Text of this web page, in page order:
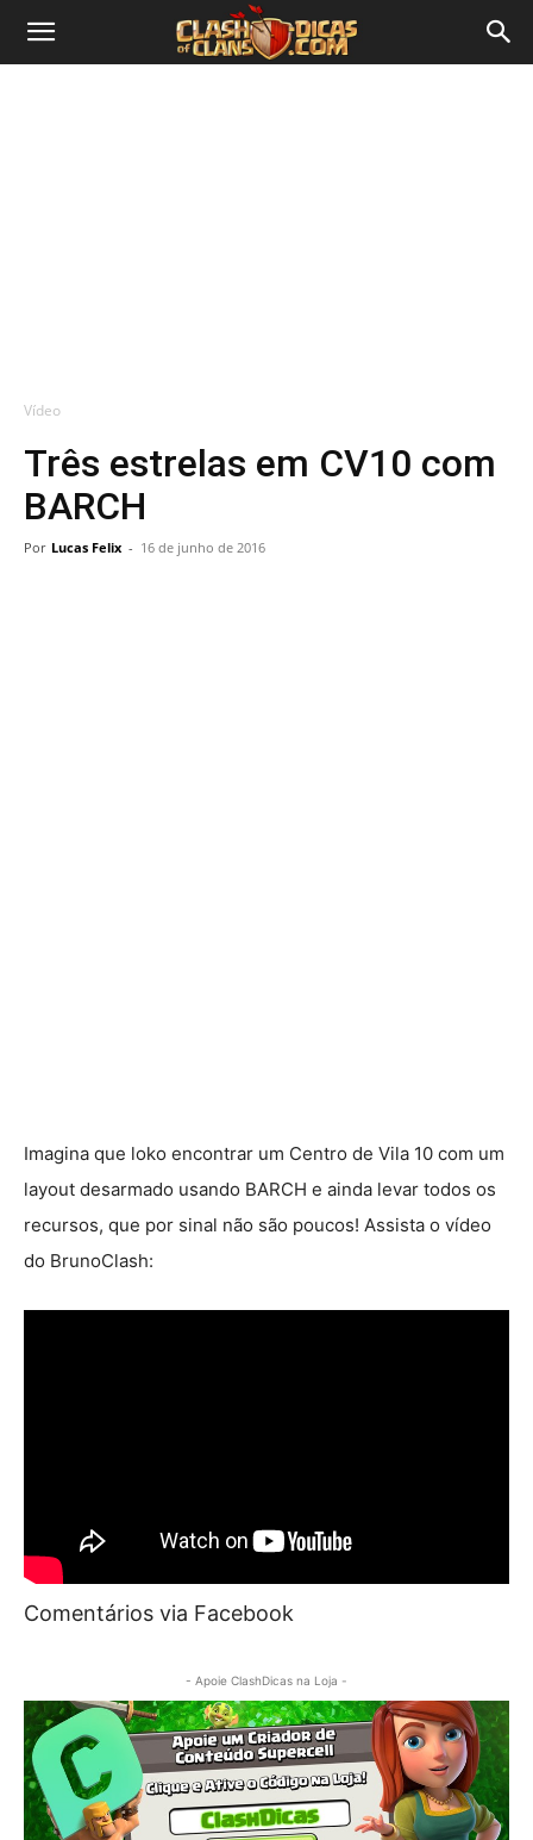
Vídeo
Três estrelas em CV10 com
BARCH
Por Lucas Felix - 16 de junho de 2016
Imagina que loko encontrar um Centro de Vila 10 com um
layout desarmado usando BARCH e ainda levar todos os
recursos, que por sinal não são poucos! Assista o vídeo
do BrunoClash:
Comentários via Facebook
- Apoie ClashDicas na Loja -